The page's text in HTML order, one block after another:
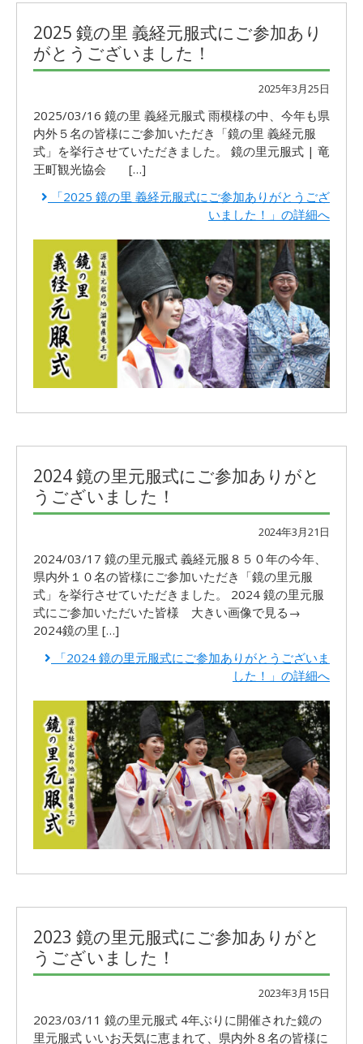
2025 鏡の里 義経元服式にご参加あり
がとうございました！
2025年3月25日
2025/03/16 鏡の里 義経元服式 雨模様の中、今年も県
内外５名の皆様にご参加いただき「鏡の里 義経元服
式」を挙行させていただきました。 鏡の里元服式 | 竜
王町観光協会 […]
「2025 鏡の里 義経元服式にご参加ありがとうござ
いました！」の詳細へ
2024 鏡の里元服式にご参加ありがと
うございました！
2024年3月21日
2024/03/17 鏡の里元服式 義経元服８５０年の今年、
県内外１０名の皆様にご参加いただき「鏡の里元服
式」を挙行させていただきました。 2024 鏡の里元服
式にご参加いただいた皆様 大きい画像で見る→
2024鏡の里 […]
「2024 鏡の里元服式にご参加ありがとうございま
した！」の詳細へ
2023 鏡の里元服式にご参加ありがと
うございました！
2023年3月15日
2023/03/11 鏡の里元服式 4年ぶりに開催された鏡の
里元服式 いいお天気に恵まれて、県内外８名の皆様に